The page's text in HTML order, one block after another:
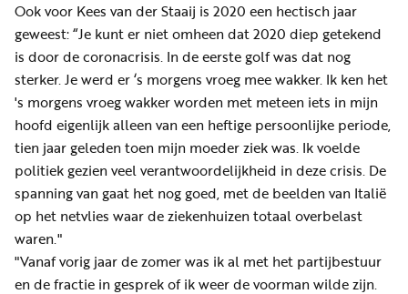
Ook voor Kees van der Staaij is 2020 een hectisch jaar
geweest: “Je kunt er niet omheen dat 2020 diep getekend
is door de coronacrisis. In de eerste golf was dat nog
sterker. Je werd er ‘s morgens vroeg mee wakker. Ik ken het
's morgens vroeg wakker worden met meteen iets in mijn
hoofd eigenlijk alleen van een heftige persoonlijke periode,
tien jaar geleden toen mijn moeder ziek was. Ik voelde
politiek gezien veel verantwoordelijkheid in deze crisis. De
spanning van gaat het nog goed, met de beelden van Italië
op het netvlies waar de ziekenhuizen totaal overbelast
waren."
"Vanaf vorig jaar de zomer was ik al met het partijbestuur
en de fractie in gesprek of ik weer de voorman wilde zijn.
Privacy
reglement
Algemene
voorwaarden